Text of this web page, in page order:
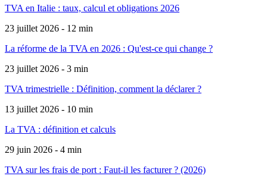
TVA en Italie : taux, calcul et obligations 2026
23 juillet 2026 - 12 min
La réforme de la TVA en 2026 : Qu'est-ce qui change ?
23 juillet 2026 - 3 min
TVA trimestrielle : Définition, comment la déclarer ?
13 juillet 2026 - 10 min
La TVA : définition et calculs
29 juin 2026 - 4 min
TVA sur les frais de port : Faut-il les facturer ? (2026)